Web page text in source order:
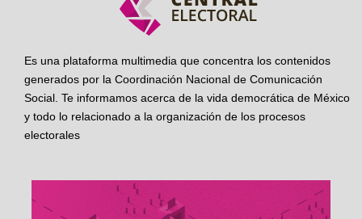
Es una plataforma multimedia que concentra los contenidos
generados por la Coordinación Nacional de Comunicación
Social. Te informamos acerca de la vida democrática de México
y todo lo relacionado a la organización de los procesos
electorales